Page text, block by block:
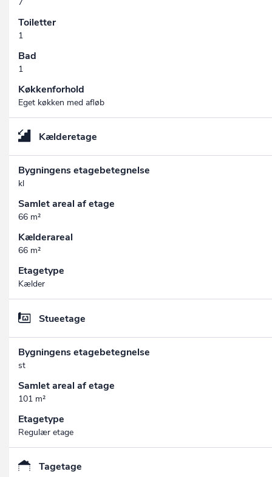
7
Toiletter
1
Bad
1
Køkkenforhold
Eget køkken med afløb
Kælderetage
Bygningens etagebetegnelse
kl
Samlet areal af etage
66 m²
Kælderareal
66 m²
Etagetype
Kælder
Stueetage
Bygningens etagebetegnelse
st
Samlet areal af etage
101 m²
Etagetype
Regulær etage
Tagetage